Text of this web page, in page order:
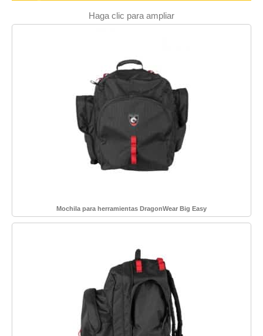
Haga clic para ampliar
Mochila para herramientas DragonWear Big Easy